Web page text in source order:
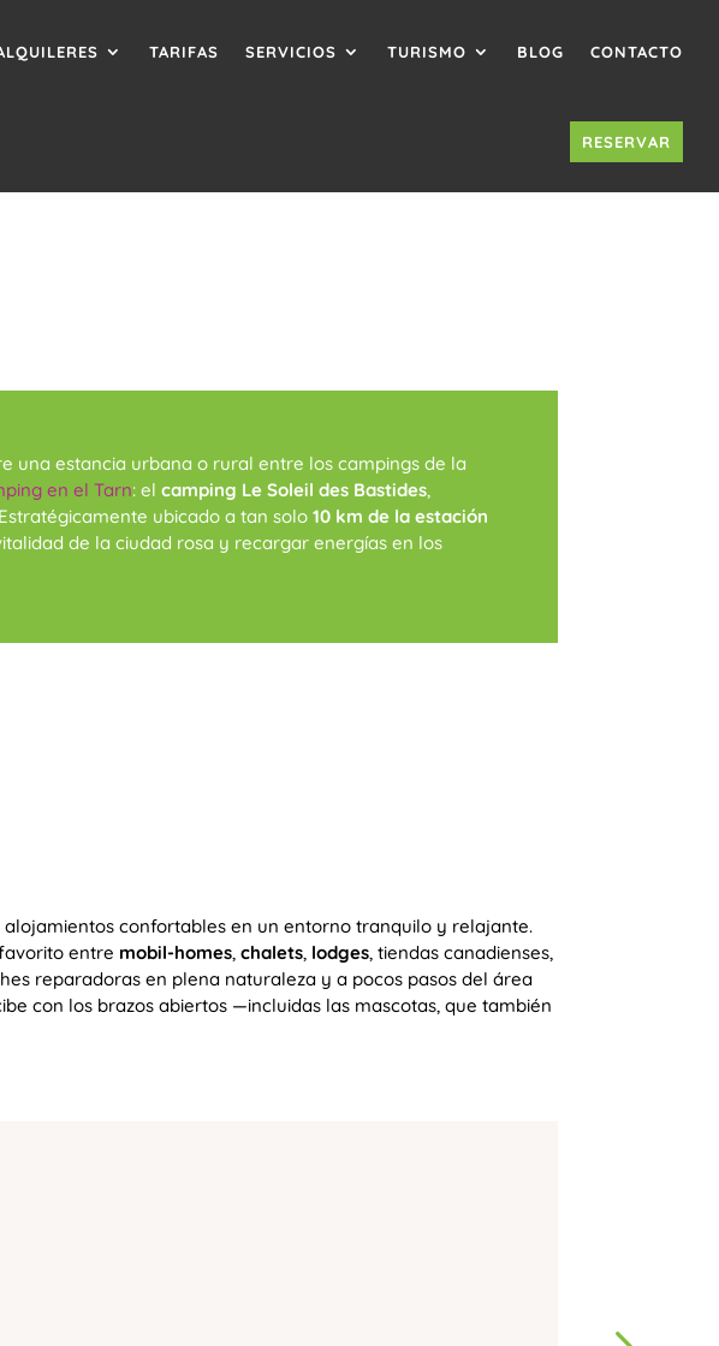
TARIFAS SERVICIOS TURISMO BLOG CONTACTO
RESERVAR
una estancia urbana o rural entre los campings de la
en el Tarn: elcamping Le Soleil des Bastides,
ubicado a tan solo10 km de la estación
de la ciudad rosa y recargar energías en los
confortables en un entorno tranquilo y relajante.
entre mobil-homes, chalets, lodges, tiendas canadienses,
reparadoras en plena naturaleza y a pocos pasos del área
con los brazos abiertos —incluidas las mascotas, que también